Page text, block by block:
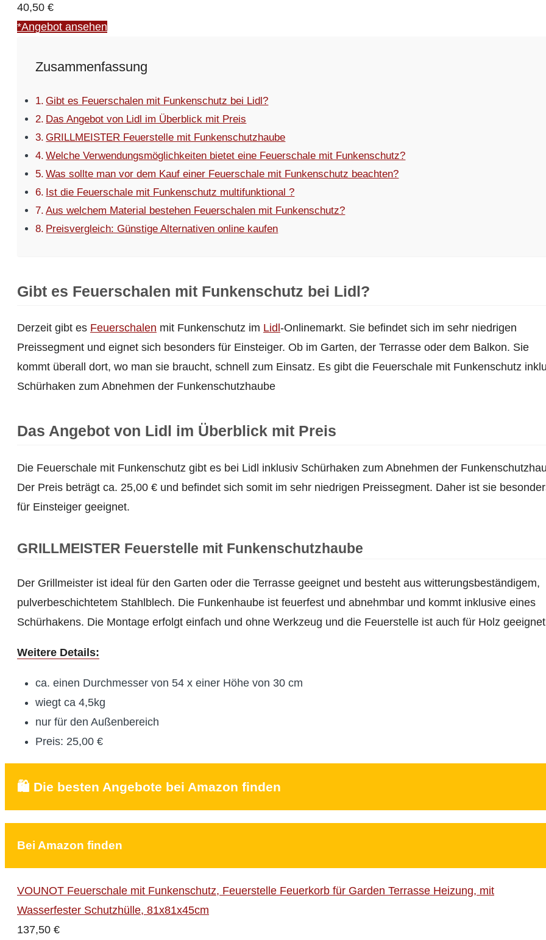
40,50 €
*Angebot ansehen
Zusammenfassung
Gibt es Feuerschalen mit Funkenschutz bei Lidl?
Das Angebot von Lidl im Überblick mit Preis
GRILLMEISTER Feuerstelle mit Funkenschutzhaube
Welche Verwendungsmöglichkeiten bietet eine Feuerschale mit Funkenschutz?
Was sollte man vor dem Kauf einer Feuerschale mit Funkenschutz beachten?
Ist die Feuerschale mit Funkenschutz multifunktional ?
Aus welchem Material bestehen Feuerschalen mit Funkenschutz?
Preisvergleich: Günstige Alternativen online kaufen
Gibt es Feuerschalen mit Funkenschutz bei Lidl?
Derzeit gibt es Feuerschalen mit Funkenschutz im Lidl -Onlinemarkt. Sie befindet sich im sehr niedrigen
Preissegment und eignet sich besonders für Einsteiger. Ob im Garten, der Terrasse oder dem Balkon. Sie
kommt überall dort, wo man sie braucht, schnell zum Einsatz. Es gibt die Feuerschale mit Funkenschutz
Schürhaken zum Abnehmen der Funkenschutzhaube
Das Angebot von Lidl im Überblick mit Preis
Die Feuerschale mit Funkenschutz gibt es bei Lidl inklusiv Schürhaken zum Abnehmen der
Der Preis beträgt ca. 25,00 € und befindet sich somit im sehr niedrigen Preissegment. Daher ist sie
für Einsteiger geeignet.
GRILLMEISTER Feuerstelle mit Funkenschutzhaube
Der Grillmeister ist ideal für den Garten oder die Terrasse geeignet und besteht aus witterungsbeständigem,
pulverbeschichtetem Stahlblech. Die Funkenhaube ist feuerfest und abnehmbar und kommt inklusive eines
Schürhakens. Die Montage erfolgt einfach und ohne Werkzeug und die Feuerstelle ist auch für Holz
Weitere Details:
ca. einen Durchmesser von 54 x einer Höhe von 30 cm
wiegt ca 4,5kg
nur für den Außenbereich
Preis: 25,00 €
🛍️ Die besten Angebote bei Amazon finden
Bei Amazon finden
VOUNOT Feuerschale mit Funkenschutz, Feuerstelle Feuerkorb für Garden Terrasse Heizung, mit
Wasserfester Schutzhülle, 81x81x45cm
137,50 €